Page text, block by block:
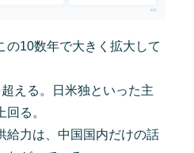
の10数年で大きく拡大して
える。日米独といった主
る。
給力は、中国国内だけの話